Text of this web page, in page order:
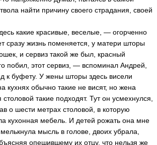
найти причину своего страдания, своей
какие красивые, веселые, — огорченно
сразу жизнь поменяется, у матери шторы
и сервиз такой же был, красный
побил, этот сервиз, — вспоминал Андрей,
к буфету. У жены шторы здесь висели
кухнях обычно такие не висят, но жена
такие подходят. Тут он усмехнулся,
о шести метрах столовой, в которую
кухонная мебель. И детей рожать она мне
мысль в голове, двоих убрала,
опешившему их отцу, что нельзя же